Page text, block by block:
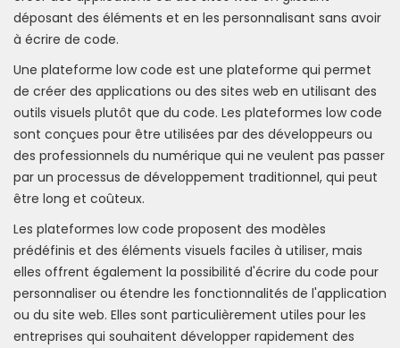
déposant des éléments et en les personnalisant sans avoir
à écrire de code.
Une plateforme low code est une plateforme qui permet
de créer des applications ou des sites web en utilisant des
outils visuels plutôt que du code. Les plateformes low code
sont conçues pour être utilisées par des développeurs ou
des professionnels du numérique qui ne veulent pas passer
par un processus de développement traditionnel, qui peut
être long et coûteux.
Les plateformes low code proposent des modèles
prédéfinis et des éléments visuels faciles à utiliser, mais
elles offrent également la possibilité d'écrire du code pour
personnaliser ou étendre les fonctionnalités de l'application
ou du site web. Elles sont particulièrement utiles pour les
entreprises qui souhaitent développer rapidement des